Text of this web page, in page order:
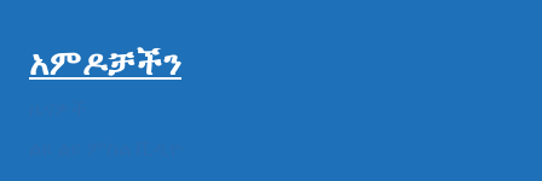
አምዶቻችን